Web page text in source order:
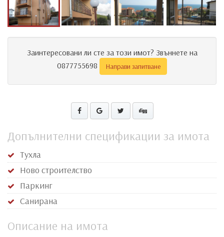
Заинтересовани ли сте за този имот? Звъннете на
0877755698
Направи запитване
Допълнителни спецификации за имота
Тухла
Ново строителство
Паркинг
Санирана
Описание на имота